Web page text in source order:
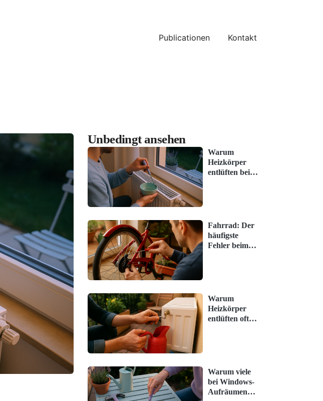
Publicationen Kontakt
Unbedingt ansehen
Warum
Heizkörper
entlüften bei
Fahrrad: Der
häufigste
Fehler beim
Warum
Heizkörper
entlüften oft
Warum viele
bei Windows-
Aufräumen